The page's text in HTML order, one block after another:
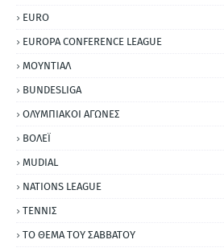
EURO
EUROPA CONFERENCE LEAGUE
ΜΟΥΝΤΙΑΛ
BUNDESLIGA
ΟΛΥΜΠΙΑΚΟΙ ΑΓΩΝΕΣ
ΒΟΛΕΪ
MUDIAL
NATIONS LEAGUE
ΤΕΝΝΙΣ
ΤΟ ΘΕΜΑ ΤΟΥ ΣΑΒΒΑΤΟΥ